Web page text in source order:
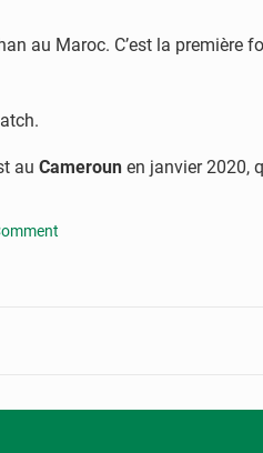
au Maroc. C’est la première
au Cameroun en janvier 2020,